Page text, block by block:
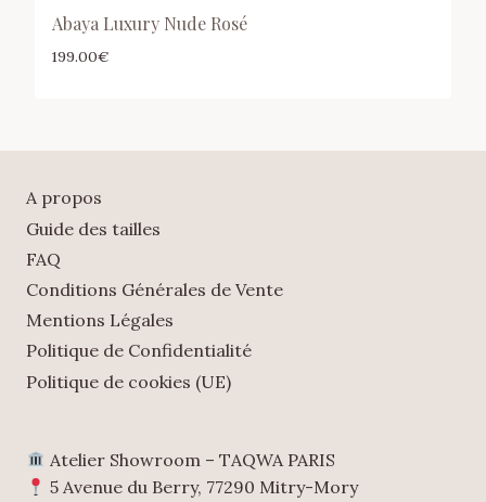
Abaya Luxury Nude Rosé
199.00€
A propos
Guide des tailles
FAQ
Conditions Générales de Vente
Mentions Légales
Politique de Confidentialité
Politique de cookies (UE)
Atelier Showroom – TAQWA PARIS
5 Avenue du Berry, 77290 Mitry-Mory